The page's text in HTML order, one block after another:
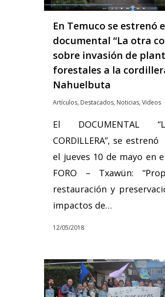
Hit enter to search or ESC to
En Temuco se estrenó
documental “La otra
sobre invasión de
forestales a la
Nahuelbuta
Artículos, Destacados, Noticias, Videos
El DOCUMENTAL
CORDILLERA”, se
el jueves 10 de mayo en
FORO – Txawün:
restauración y
impactos de…
12/05/2018